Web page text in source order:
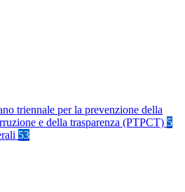
triennale per la prevenzione della
e della trasparenza (PTPCT) 5
53